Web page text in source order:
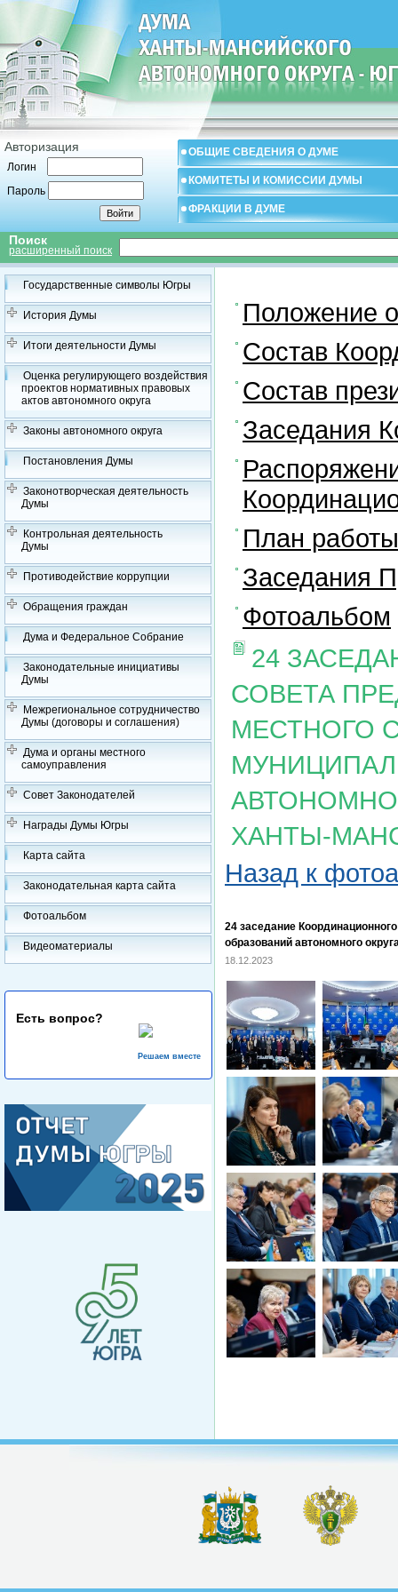
Авторизация
Логин
Пароль
ОБЩИЕ СВЕДЕНИЯ О ДУМЕ
КОМИТЕТЫ И КОМИССИИ ДУМЫ
ФРАКЦИИ В ДУМЕ
Поиск
расширенный поиск
Государственные символы Югры
История Думы
Итоги деятельности Думы
Оценка регулирующего воздействия
проектов нормативных правовых
актов автономного округа
Законы автономного округа
Постановления Думы
Законотворческая деятельность
Думы
Контрольная деятельность
Думы
Противодействие коррупции
Обращения граждан
Дума и Федеральное Собрание
Законодательные инициативы
Думы
Межрегиональное сотрудничество
Думы (договоры и соглашения)
Дума и органы местного
самоуправления
Совет Законодателей
Награды Думы Югры
Карта сайта
Законодательная карта сайта
Фотоальбом
Видеоматериалы
Есть вопрос?
Решаем вместе
Положение
Состав
Состав
Заседания
План
Заседания
Фотоальбом
24
СОВЕТА
МЕСТНОГО
ХАНТЫ-
Назад к
24 заседание
образований автономного
18.12.2023